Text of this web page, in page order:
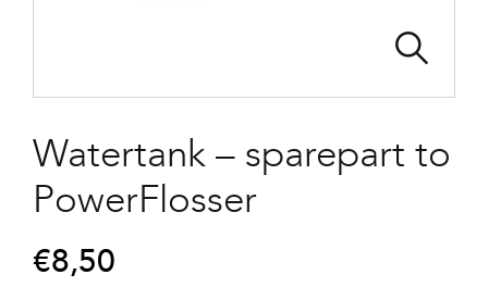
Watertank – sparepart to
PowerFlosser
€8,50